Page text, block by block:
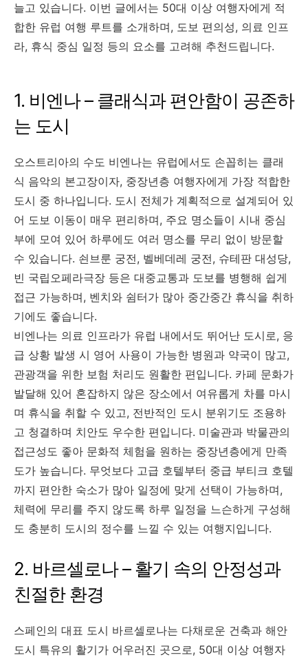
늘고 있습니다. 이번 글에서는 50대 이상 여행자에게 적
합한 유럽 여행 루트를 소개하며, 도보 편의성, 의료 인프
라, 휴식 중심 일정 등의 요소를 고려해 추천드립니다.
1. 비엔나 – 클래식과 편안함이 공존하
는 도시
오스트리아의 수도 비엔나는 유럽에서도 손꼽히는 클래
식 음악의 본고장이자, 중장년층 여행자에게 가장 적합한
도시 중 하나입니다. 도시 전체가 계획적으로 설계되어 있
어 도보 이동이 매우 편리하며, 주요 명소들이 시내 중심
부에 모여 있어 하루에도 여러 명소를 무리 없이 방문할
수 있습니다. 쇤브룬 궁전, 벨베데레 궁전, 슈테판 대성당,
빈 국립오페라극장 등은 대중교통과 도보를 병행해 쉽게
접근 가능하며, 벤치와 쉼터가 많아 중간중간 휴식을 취하
기에도 좋습니다.
비엔나는 의료 인프라가 유럽 내에서도 뛰어난 도시로, 응
급 상황 발생 시 영어 사용이 가능한 병원과 약국이 많고,
관광객을 위한 보험 처리도 원활한 편입니다. 카페 문화가
발달해 있어 혼잡하지 않은 장소에서 여유롭게 차를 마시
며 휴식을 취할 수 있고, 전반적인 도시 분위기도 조용하
고 청결하며 치안도 우수한 편입니다. 미술관과 박물관의
접근성도 좋아 문화적 체험을 원하는 중장년층에게 만족
도가 높습니다. 무엇보다 고급 호텔부터 중급 부티크 호텔
까지 편안한 숙소가 많아 일정에 맞게 선택이 가능하며,
체력에 무리를 주지 않도록 하루 일정을 느슨하게 구성해
도 충분히 도시의 정수를 느낄 수 있는 여행지입니다.
2. 바르셀로나 – 활기 속의 안정성과
친절한 환경
스페인의 대표 도시 바르셀로나는 다채로운 건축과 해안
도시 특유의 활기가 어우러진 곳으로, 50대 이상 여행자